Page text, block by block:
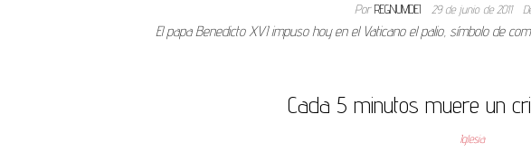
Por REGNUMDEI 29 de junio de 2011
El papa Benedicto XVI impuso hoy en el Vaticano el palio, símbolo de
Cada 5 minutos muere un
Iglesia